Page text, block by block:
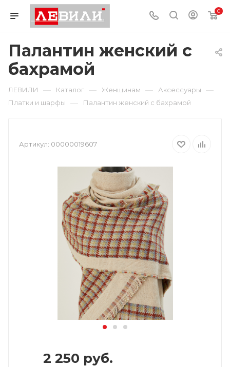
0
Палантин женский с
бахрамой
ЛЕВИЛИ — Каталог — Женщинам — Аксессуары —
Платки и шарфы — Палантин женский с бахрамой
Артикул: 00000019607
2 250 руб.